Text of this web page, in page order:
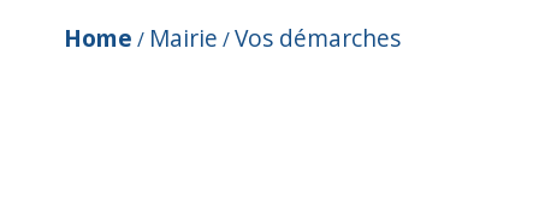
Home / Mairie /Vos démarches